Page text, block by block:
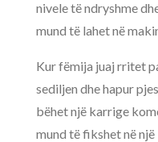
nivele të ndryshme
mund të lahet në
Kur fëmija juaj rritet
sediljen dhe hapur
bëhet një karrige
mund të fikshet në